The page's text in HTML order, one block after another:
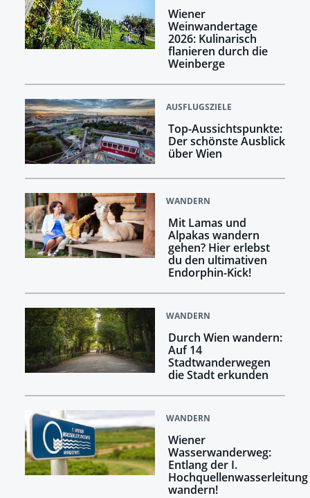
Wiener
Weinwandertage
2026: Kulinarisch
flanieren durch die
Weinberge
AUSFLUGSZIELE
Top-Aussichtspunkte:
Der schönste Ausblick
über Wien
WANDERN
Mit Lamas und
Alpakas wandern
gehen? Hier erlebst
du den ultimativen
Endorphin-Kick!
WANDERN
Durch Wien wandern:
Auf 14
Stadtwanderwegen
die Stadt erkunden
WANDERN
Wiener
Wasserwanderweg:
Entlang der I.
Hochquellenwasserleitung
wandern!